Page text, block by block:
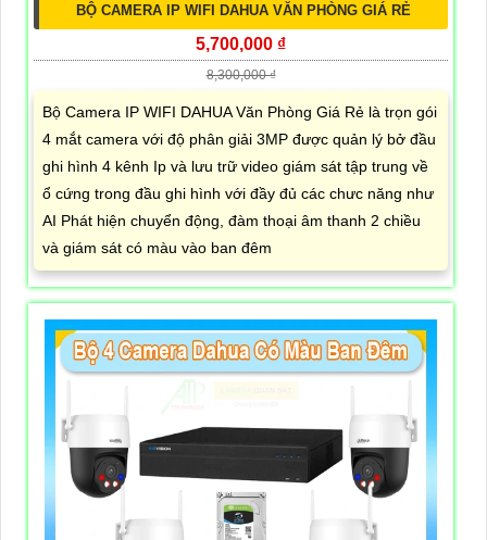
BỘ CAMERA IP WIFI DAHUA VĂN PHÒNG GIÁ RẺ
5,700,000 ₫
8,300,000 ₫
Bộ Camera IP WIFI DAHUA Văn Phòng Giá Rẻ là trọn gói
4 mắt camera với độ phân giải 3MP được quản lý bở đầu
ghi hình 4 kênh Ip và lưu trữ video giám sát tập trung về
ổ cứng trong đầu ghi hình với đầy đủ các chưc năng như
AI Phát hiện chuyển động, đàm thoại âm thanh 2 chiều
và giám sát có màu vào ban đêm